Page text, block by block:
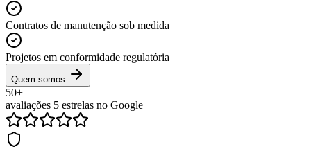
Contratos de manutenção sob medida
Projetos em conformidade regulatória
Quem somos
50+
avaliações 5 estrelas no Google